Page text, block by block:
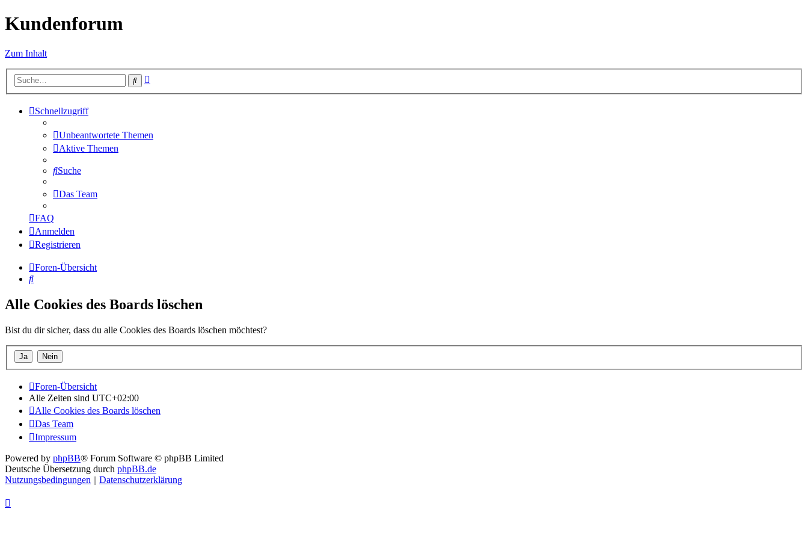
Kundenforum
Zum Inhalt
Suche
Schnellzugriff
Unbeantwortete Themen
Aktive Themen
Suche
Das Team
FAQ
Anmelden
Registrieren
Foren-Übersicht
Suche
Alle Cookies des Boards löschen
Bist du dir sicher, dass du alle Cookies des Boards löschen möchtest?
Foren-Übersicht
Alle Zeiten sind UTC+02:00
Alle Cookies des Boards löschen
Das Team
Impressum
Powered by phpBB® Forum Software © phpBB Limited
Deutsche Übersetzung durch phpBB.de
Nutzungsbedingungen || Datenschutzerklärung